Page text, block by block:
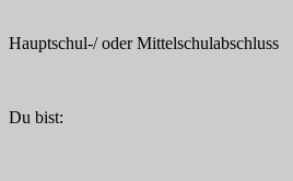
Hauptschul-/ oder Mittelschulabschluss
Du bist: